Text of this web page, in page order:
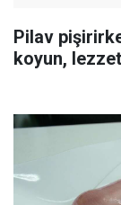
Pilav
koyun,